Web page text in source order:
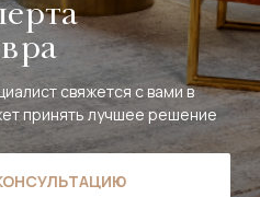
свяжется с вами в
принять лучшее решение